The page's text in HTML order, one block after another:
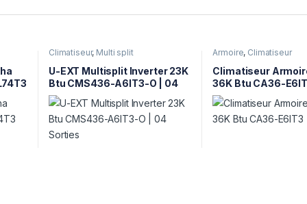
Climatiseur, Multi split
U-EXT Multisplit Inverter 23K
Btu CMS436-A6IT3-O | 04
Sorties
Armoire, Climatiseur
Climatiseur
36K Btu CA36-